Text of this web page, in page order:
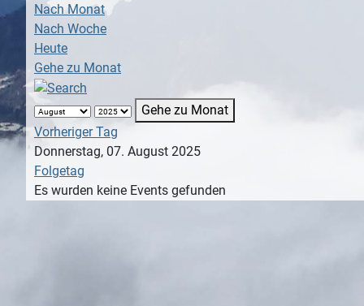
Nach Monat
Nach Woche
Heute
Gehe zu Monat
Gehe zu Monat
Vorheriger Tag
Donnerstag, 07. August 2025
Folgetag
Es wurden keine Events gefunden